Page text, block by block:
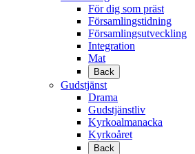
För dig som präst
Församlingstidning
Församlingsutveckling
Integration
Mat
Back
Gudstjänst
Drama
Gudstjänstliv
Kyrkoalmanacka
Kyrkoåret
Back